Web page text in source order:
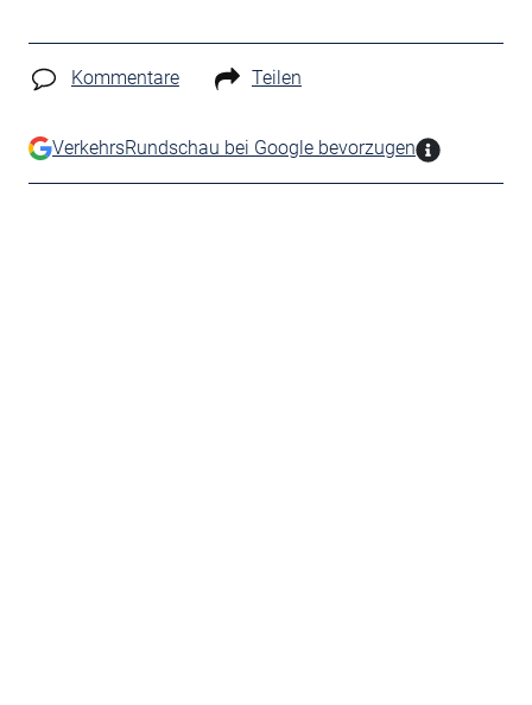
Kommentare Teilen
VerkehrsRundschau bei Google bevorzugen